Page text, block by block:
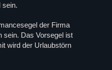
sein.
der Firma
sein. Das Vorsegel ist
wird der Urlaubstörn